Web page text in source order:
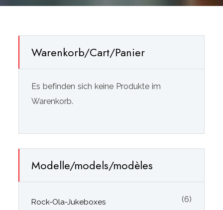
Warenkorb/Cart/Panier
Es befinden sich keine Produkte im
Warenkorb.
Modelle/models/modèles
Rock-Ola-Jukeboxes (6)